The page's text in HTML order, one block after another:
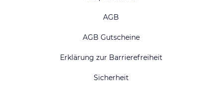
AGB
AGB Gutscheine
Erklärung zur Barrierefreiheit
Sicherheit